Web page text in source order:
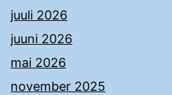
juuli 2026
juuni 2026
mai 2026
november 2025